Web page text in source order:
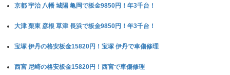
京都 宇治 八幡 城陽 亀岡で板金9850円！年3千台！
大津 栗東 彦根 草津 長浜で板金9850円！年3千台！
宝塚 伊丹の格安板金15820円！宝塚 伊丹で車傷修理
西宮 尼崎の格安板金15820円！西宮で車傷修理